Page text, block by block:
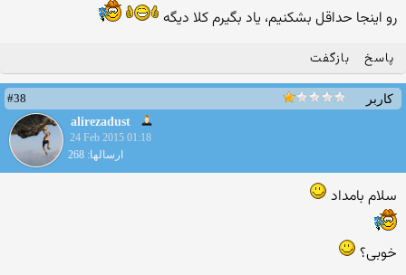
رو اینجا حداقل بشکنیم، یاد بگیرم کلا دیگه
پاسخ بازگفت
کاربر
#38
alirezadust
24 Feb 2015 01:18
ارسالها: 268
سلام بامداد
خوبی؟